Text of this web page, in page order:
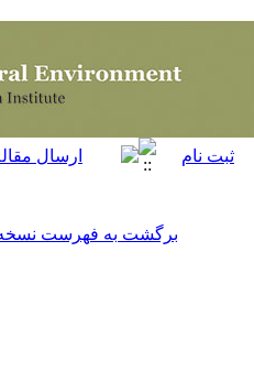
برگشت به فهرست